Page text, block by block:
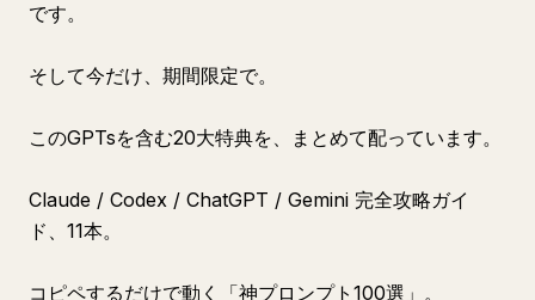
です。
そして今だけ、期間限定で。
このGPTsを含む20大特典を、まとめて配っています。
Claude / Codex / ChatGPT / Gemini 完全攻略ガイ
ド、11本。
コピペするだけで動く「神プロンプト100選」。